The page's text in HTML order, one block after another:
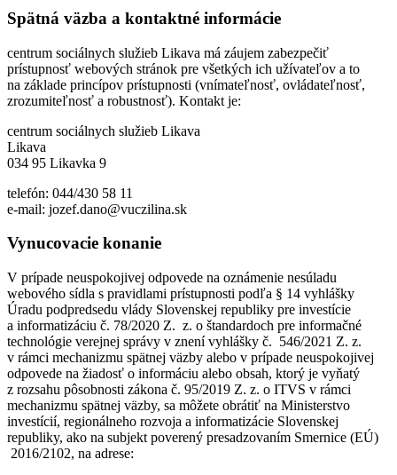
Spätná väzba a kontaktné informácie
centrum sociálnych služieb Likava má záujem zabezpečiť
prístupnosť webových stránok pre všetkých ich užívateľov a to
na základe princípov prístupnosti (vnímateľnosť, ovládateľnosť,
zrozumiteľnosť a robustnosť). Kontakt je:
centrum sociálnych služieb Likava
Likava
034 95 Likavka 9
telefón: 044/430 58 11
e-mail: jozef.dano@vuczilina.sk
Vynucovacie konanie
V prípade neuspokojivej odpovede na oznámenie nesúladu
webového sídla s pravidlami prístupnosti podľa § 14 vyhlášky
Úradu podpredsedu vlády Slovenskej republiky pre investície
a informatizáciu č. 78/2020 Z. z. o štandardoch pre informačné
technológie verejnej správy v znení vyhlášky č. 546/2021 Z. z.
v rámci mechanizmu spätnej väzby alebo v prípade neuspokojivej
odpovede na žiadosť o informáciu alebo obsah, ktorý je vyňatý
z rozsahu pôsobnosti zákona č. 95/2019 Z. z. o ITVS v rámci
mechanizmu spätnej väzby, sa môžete obrátiť na Ministerstvo
investícií, regionálneho rozvoja a informatizácie Slovenskej
republiky, ako na subjekt poverený presadzovaním Smernice (EÚ)
2016/2102, na adrese: